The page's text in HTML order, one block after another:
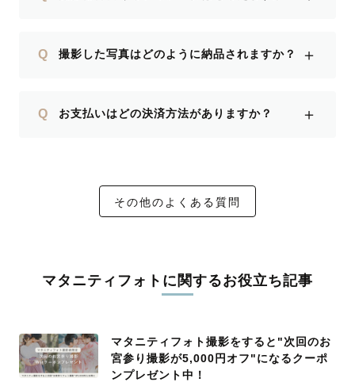
Q 撮影した写真はどのように納品されますか？ ＋
Q お支払いはどの決済方法がありますか？ ＋
その他のよくある質問
マタニティフォトに関するお役立ち記事
マタニティフォト撮影をすると"次回のお
宮参り撮影が5,000円オフ"になるクーポ
ンプレゼント中！